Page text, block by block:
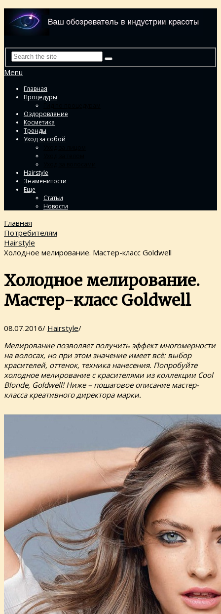
Menu
Главная
Процедуры
Оздоровление
Косметика
Тренды
Уход за собой
Hairstyle
Знаменитости
Еще
Статьи
Новости
Главная
Потребителям
Hairstyle
Холодное мелирование. Мастер-класс Goldwell
Холодное мелирование.
Мастер-класс Goldwell
08.07.2016/ Hairstyle/
Мелирование позволяет получить эффект многомерности
на волосах, но при этом значение имеет всё: выбор
красителей, оттенок, техника нанесения. Попробуйте
холодное мелирование с красителями из коллекции Cool
Blonde, Goldwell! Ниже – пошаговое описание мастер-
класса креативного директора марки.